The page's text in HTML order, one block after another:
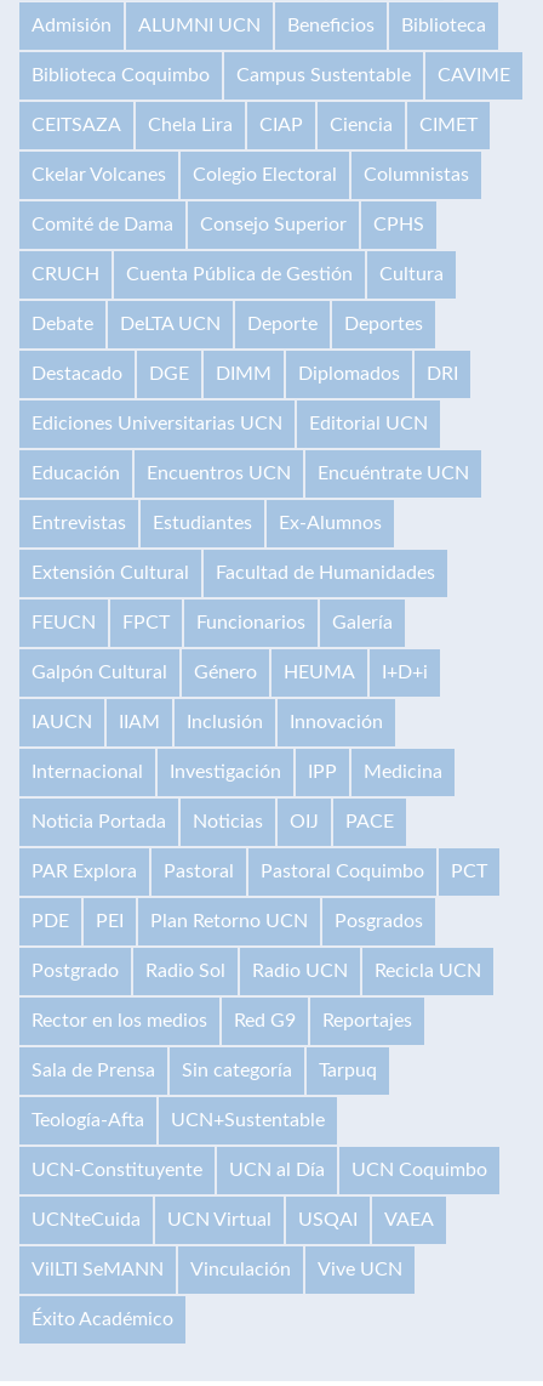
Admisión ALUMNI UCN Beneficios Biblioteca
Biblioteca Coquimbo Campus Sustentable CAVIME
CEITSAZA Chela Lira CIAP Ciencia CIMET
Ckelar Volcanes Colegio Electoral Columnistas
Comité de Dama Consejo Superior CPHS
CRUCH Cuenta Pública de Gestión Cultura
Debate DeLTA UCN Deporte Deportes
Destacado DGE DIMM Diplomados DRI
Ediciones Universitarias UCN Editorial UCN
Educación Encuentros UCN Encuéntrate UCN
Entrevistas Estudiantes Ex-Alumnos
Extensión Cultural Facultad de Humanidades
FEUCN FPCT Funcionarios Galería
Galpón Cultural Género HEUMA I+D+i
IAUCN IIAM Inclusión Innovación
Internacional Investigación IPP Medicina
Noticia Portada Noticias OIJ PACE
PAR Explora Pastoral Pastoral Coquimbo PCT
PDE PEI Plan Retorno UCN Posgrados
Postgrado Radio Sol Radio UCN Recicla UCN
Rector en los medios Red G9 Reportajes
Sala de Prensa Sin categoría Tarpuq
Teología-Afta UCN+Sustentable
UCN-Constituyente UCN al Día UCN Coquimbo
UCNteCuida UCN Virtual USQAI VAEA
VilLTI SeMANN Vinculación Vive UCN
Éxito Académico